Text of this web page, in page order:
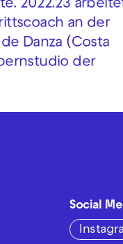
2022.23
an der
Danza (Costa
der
Social